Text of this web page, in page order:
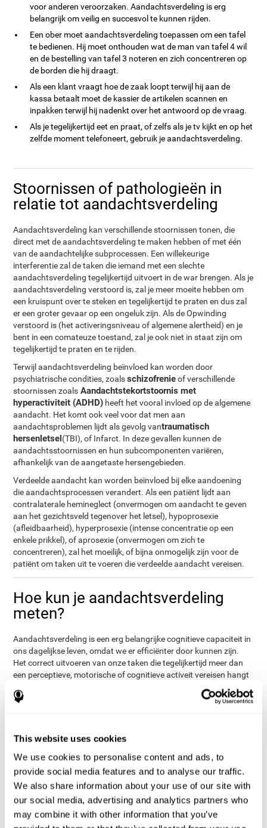
This website uses cookies
We use cookies to personalise content and ads, to
provide social media features and to analyse our traffic.
We also share information about your use of our site with
our social media, advertising and analytics partners who
may combine it with other information that you’ve
voor anderen veroorzaken. Aandachtsverdeling is erg
belangrijk om veilig en succesvol te kunnen rijden.
Een ober moet aandachtsverdeling toepassen om een tafel
te bedienen. Hij moet onthouden wat de man van tafel 4 wil
en de bestelling van tafel 3 noteren en zich concentreren op
de borden die hij draagt.
Als een klant vraagt hoe de zaak loopt terwijl hij aan de
kassa betaalt moet de kassier de artikelen scannen en
inpakken terwijl hij nadenkt over het antwoord op de vraag.
Als je tegelijkertijd eet en praat, of zelfs als je tv kijkt en op het
zelfde moment telefoneert, gebruik je aandachtsverdeling.
Stoornissen of pathologieën in
relatie tot aandachtsverdeling
Aandachtsverdeling kan verschillende stoornissen tonen, die
direct met de aandachtsverdeling te maken hebben of met één
van de aandachtelijke subprocessen. Een willekeurige
interferentie zal de taken die iemand met een slechte
aandachtsverdeling tegelijkertijd uitvoert in de war brengen. Als je
aandachtsverdeling verstoord is, zal je meer moeite hebben om
een kruispunt over te steken en tegelijkertijd te praten en dus zal
er een groter gevaar op een ongeluk zijn. Als de Opwinding
verstoord is (het activeringsniveau of algemene alertheid) en je
bent in een comateuze toestand, zal je ook niet in staat zijn om
tegelijkertijd te praten en te rijden.
Terwijl aandachtsverdeling beïnvloed kan worden door
psychiatrische condities, zoalsschizofrenieof verschillende
stoornissen zoals Aandachtstekortstoornis met
hyperactiviteit (ADHD) heeft het vooral invloed op de algemene
aandacht. Het komt ook veel voor dat men aan
aandachtsproblemen lijdt als gevolg vantraumatisch
hersenletsel(TBI), of Infarct. In deze gevallen kunnen de
aandachtsstoornissen en hun subcomponenten variëren,
afhankelijk van de aangetaste hersengebieden.
Verdeelde aandacht kan worden beïnvloed bij elke aandoening
die aandachtsprocessen verandert. Als een patiënt lijdt aan
contralaterale hemineglect (onvermogen om aandacht te geven
aan het gezichtsveld tegenover het letsel), hypoprosexie
(afleidbaarheid), hyperprosexie (intense concentratie op een
enkele prikkel), of aprosexie (onvermogen om zich te
concentreren), zal het moeilijk, of bijna onmogelijk zijn voor de
patiënt om taken uit te voeren die verdeelde aandacht vereisen.
Hoe kun je aandachtsverdeling
meten?
Aandachtsverdeling is een erg belangrijke cognitieve capaciteit in
ons dagelijkse leven, omdat we er efficiënter door kunnen zijn.
Het correct uitvoeren van onze taken die tegelijkertijd meer dan
een perceptieve, motorische of cognitieve activeit vereisen hangt
direct van onze aandachtsverdeling af. Het evalueren van
aandachtsverdeling kan nuttig zijn in bepaalde vakgebieden,
tijd nodig heeft om aantekeningen te maken of om bepaalde
patiënt meer tijd nodig om alle juiste informatie te verzamelen). In
al deze gebieden kan eencognitieve evaluatiedirect uitkomst
bieden en de gebruiker helpen zijn dagelijkse leven in een
Cognifit baseert zijn aandachtsverdelingstaken op de klassieke
Stroop Test. De Gelijktijdigheidstest evalueert niet alleen de